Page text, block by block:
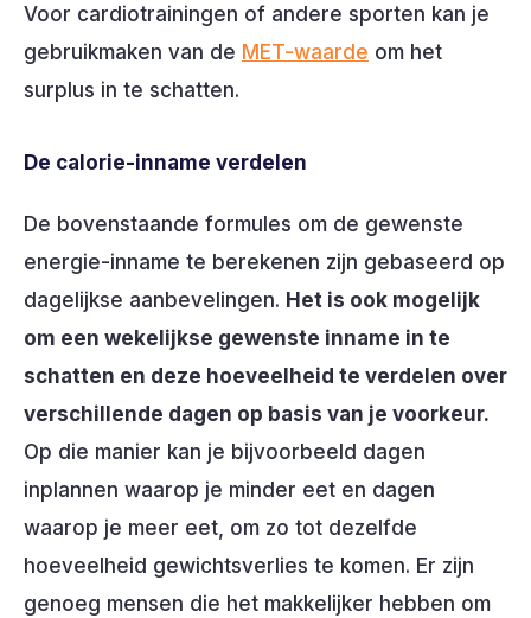
Voor cardiotrainingen of andere sporten kan je
gebruikmaken van de MET-waarde om het
surplus in te schatten.
De calorie-inname verdelen
De bovenstaande formules om de gewenste
energie-inname te berekenen zijn gebaseerd op
dagelijkse aanbevelingen. Het is ook mogelijk
om een wekelijkse gewenste inname in te
schatten en deze hoeveelheid te verdelen over
verschillende dagen op basis van je voorkeur.
Op die manier kan je bijvoorbeeld dagen
inplannen waarop je minder eet en dagen
waarop je meer eet, om zo tot dezelfde
hoeveelheid gewichtsverlies te komen. Er zijn
genoeg mensen die het makkelijker hebben om